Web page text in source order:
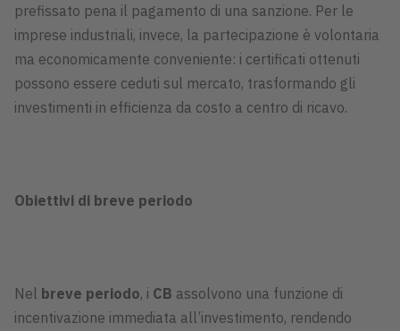
prefissato pena il pagamento di una sanzione. Per le
imprese industriali, invece, la partecipazione è volontaria
ma economicamente conveniente: i certificati ottenuti
possono essere ceduti sul mercato, trasformando gli
investimenti in efficienza da costo a centro di ricavo.
Obiettivi di breve periodo
Nel breve periodo, i CB assolvono una funzione di
incentivazione immediata all’investimento, rendendo